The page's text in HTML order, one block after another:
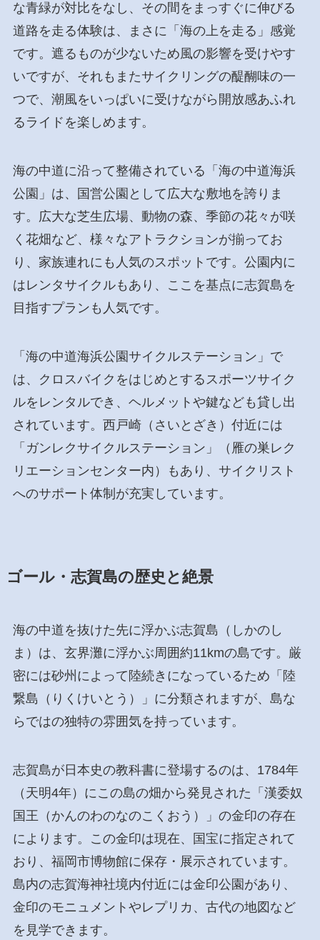
な青緑が対比をなし、その間をまっすぐに伸びる
道路を走る体験は、まさに「海の上を走る」感覚
です。遮るものが少ないため風の影響を受けやす
いですが、それもまたサイクリングの醍醐味の一
つで、潮風をいっぱいに受けながら開放感あふれ
るライドを楽しめます。
海の中道に沿って整備されている「海の中道海浜
公園」は、国営公園として広大な敷地を誇りま
す。広大な芝生広場、動物の森、季節の花々が咲
く花畑など、様々なアトラクションが揃ってお
り、家族連れにも人気のスポットです。公園内に
はレンタサイクルもあり、ここを基点に志賀島を
目指すプランも人気です。
「海の中道海浜公園サイクルステーション」で
は、クロスバイクをはじめとするスポーツサイク
ルをレンタルでき、ヘルメットや鍵なども貸し出
されています。西戸崎（さいとざき）付近には
「ガンレクサイクルステーション」（雁の巣レク
リエーションセンター内）もあり、サイクリスト
へのサポート体制が充実しています。
ゴール・志賀島の歴史と絶景
海の中道を抜けた先に浮かぶ志賀島（しかのし
ま）は、玄界灘に浮かぶ周囲約11kmの島です。厳
密には砂州によって陸続きになっているため「陸
繋島（りくけいとう）」に分類されますが、島な
らではの独特の雰囲気を持っています。
志賀島が日本史の教科書に登場するのは、1784年
（天明4年）にこの島の畑から発見された「漢委奴
国王（かんのわのなのこくおう）」の金印の存在
によります。この金印は現在、国宝に指定されて
おり、福岡市博物館に保存・展示されています。
島内の志賀海神社境内付近には金印公園があり、
金印のモニュメントやレプリカ、古代の地図など
を見学できます。